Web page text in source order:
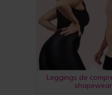
Leggings de
shapewear